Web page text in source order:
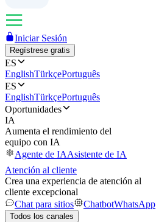
Iniciar Sesión
Regístrese gratis
ES
EnglishTürkçePortuguês
ES
EnglishTürkçePortuguês
Oportunidades
IA
Aumenta el rendimiento del
equipo con IA
Agente de IAAsistente de IA
Atención al cliente
Crea una experiencia de atención al
cliente excepcional
Chat para sitios
ChatbotWhatsApp
Todos los canales